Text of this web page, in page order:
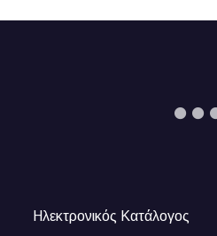
Ηλεκτρονικός Κατάλογος